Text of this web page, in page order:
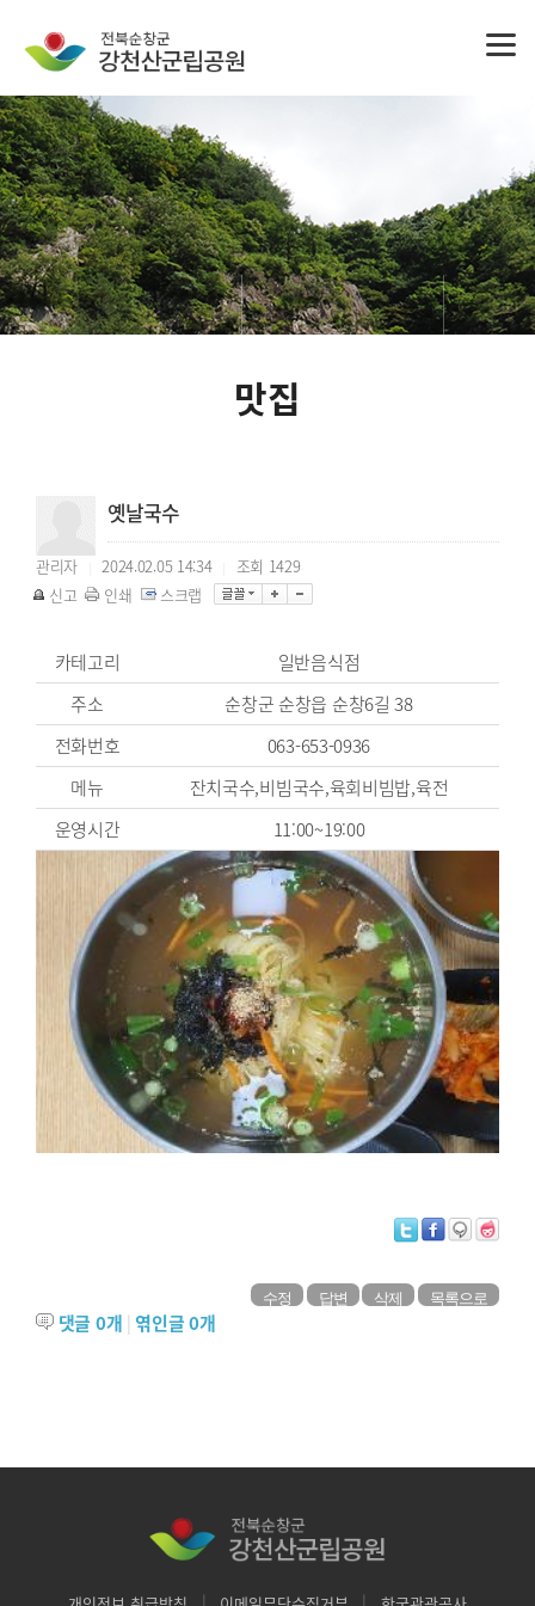
맛집
옛날국수
관리자 2024.02.05 14:34 조회 1429
신고
인쇄 스크랩
카테고리
일반음식점
주소
순창군 순창읍 순창6길 38
전화번호
063-653-0936
메뉴
잔치국수,비빔국수,육회비빔밥,육전
운영시간
11:00~19:00
수정 답변 삭제 목록으로
댓글0개 |엮인글0개